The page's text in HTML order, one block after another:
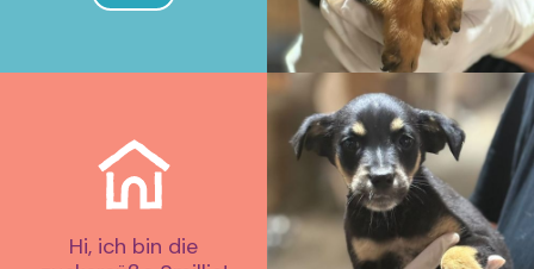
Hi, ich bin die